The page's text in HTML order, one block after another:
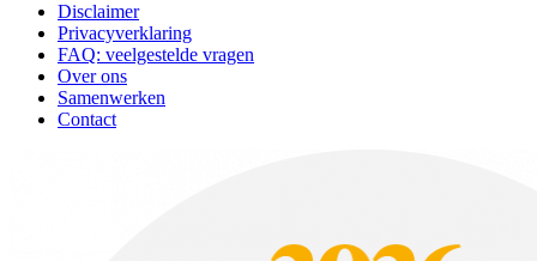
Disclaimer
Privacyverklaring
FAQ: veelgestelde vragen
Over ons
Samenwerken
Contact